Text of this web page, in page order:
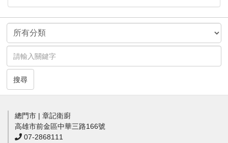
搜尋
總門市 | 章記衛廚
高雄市前金區中華三路166號
07-2868111